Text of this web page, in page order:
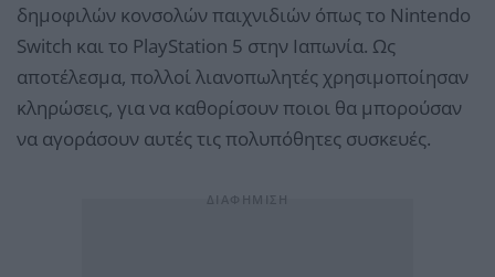
δημοφιλών κονσολών παιχνιδιών όπως το Nintendo
Switch και το PlayStation 5 στην Ιαπωνία. Ως
αποτέλεσμα, πολλοί λιανοπωλητές χρησιμοποίησαν
κληρώσεις, για να καθορίσουν ποιοι θα μπορούσαν
να αγοράσουν αυτές τις πολυπόθητες συσκευές.